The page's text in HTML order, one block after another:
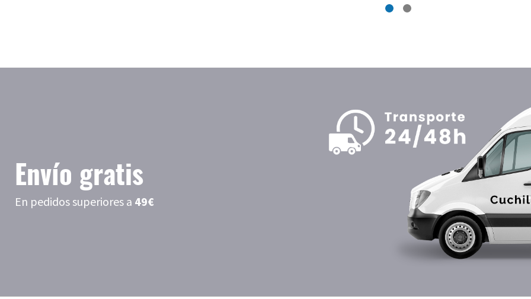
Envío gratis
En pedidos superiores a 49€